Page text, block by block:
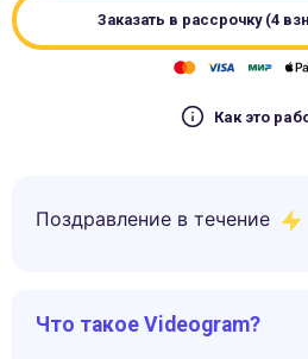
Заказать в рассрочку (4
Как это
Поздравление в течение
Что такое Videogram?